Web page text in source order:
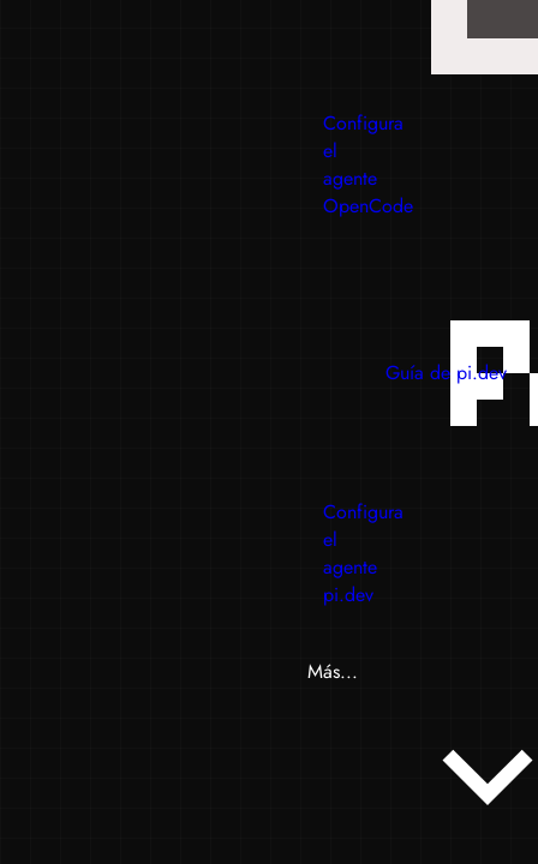
Configura
el
agente
OpenCode
Guía de pi.dev
Configura
el
agente
pi.dev
Más...